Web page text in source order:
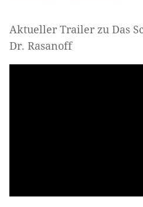
Aktueller Trailer zu Das
Dr. Rasanoff